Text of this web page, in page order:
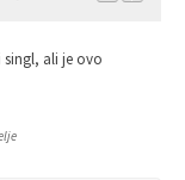
ali je ovo